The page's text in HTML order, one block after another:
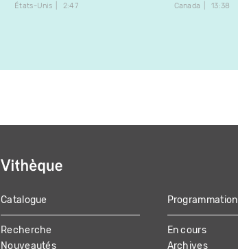
États-Unis
2:47
Canada
13:38
MAIN
NAVIGATION
Catalogue
Recherche
Nouveautés
Programmation
En cours
Archives